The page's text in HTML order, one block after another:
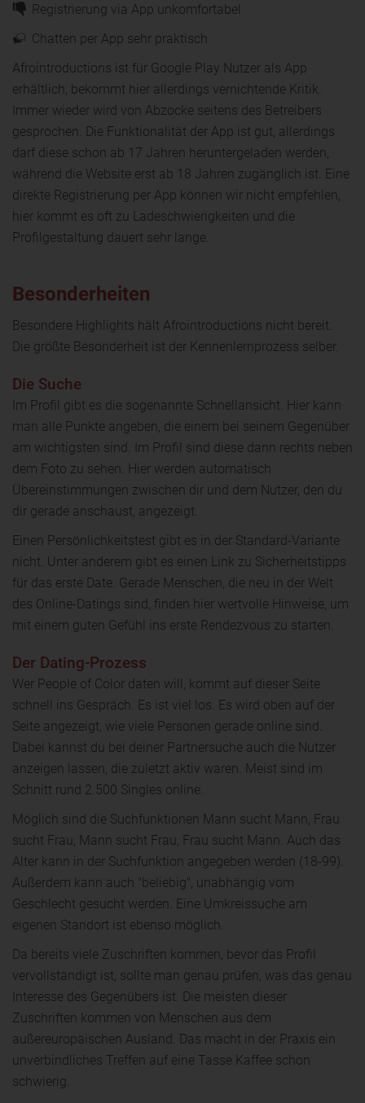
Registrierung via App unkomfortabel
Chatten per App sehr praktisch
Afrointroductions ist für Google Play Nutzer als App
erhältlich, bekommt hier allerdings vernichtende Kritik.
Immer wieder wird von Abzocke seitens des Betreibers
gesprochen. Die Funktionalität der App ist gut, allerdings
darf diese schon ab 17 Jahren heruntergeladen werden,
während die Website erst ab 18 Jahren zugänglich ist. Eine
direkte Registrierung per App können wir nicht empfehlen,
hier kommt es oft zu Ladeschwierigkeiten und die
Profilgestaltung dauert sehr lange.
Besonderheiten
Besondere Highlights hält Afrointroductions nicht bereit.
Die größte Besonderheit ist der Kennenlernprozess selber.
Die Suche
Im Profil gibt es die sogenannte Schnellansicht. Hier kann
man alle Punkte angeben, die einem bei seinem Gegenüber
am wichtigsten sind. Im Profil sind diese dann rechts neben
dem Foto zu sehen. Hier werden automatisch
Übereinstimmungen zwischen dir und dem Nutzer, den du
dir gerade anschaust, angezeigt.
Einen Persönlichkeitstest gibt es in der Standard-Variante
nicht. Unter anderem gibt es einen Link zu Sicherheitstipps
für das erste Date. Gerade Menschen, die neu in der Welt
des Online-Datings sind, finden hier wertvolle Hinweise, um
mit einem guten Gefühl ins erste Rendezvous zu starten.
Der Dating-Prozess
Wer People of Color daten will, kommt auf dieser Seite
schnell ins Gespräch. Es ist viel los. Es wird oben auf der
Seite angezeigt, wie viele Personen gerade online sind.
Dabei kannst du bei deiner Partnersuche auch die Nutzer
anzeigen lassen, die zuletzt aktiv waren. Meist sind im
Schnitt rund 2.500 Singles online.
Möglich sind die Suchfunktionen Mann sucht Mann, Frau
sucht Frau, Mann sucht Frau, Frau sucht Mann. Auch das
Alter kann in der Suchfunktion angegeben werden (18-99).
Außerdem kann auch "beliebig", unabhängig vom
Geschlecht gesucht werden. Eine Umkreissuche am
eigenen Standort ist ebenso möglich.
Da bereits viele Zuschriften kommen, bevor das Profil
vervollständigt ist, sollte man genau prüfen, was das genau
Interesse des Gegenübers ist. Die meisten dieser
Zuschriften kommen von Menschen aus dem
außereuropäischen Ausland. Das macht in der Praxis ein
unverbindliches Treffen auf eine Tasse Kaffee schon
schwierig.